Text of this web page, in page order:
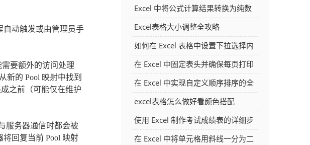
自动触发或由管理员手
要额外的访问处理
新的 Pool 映射中找到
之前（可能仅在维护
服务器通信时都会被
回复当前 Pool 映射
解析
Excel 中将公式计算结果转换为纯数
字的多种方法
Excel表格大小调整全攻略
如何在 Excel 表格中设置下拉选择内
容
在 Excel 中固定表头并确保每页打印
时都显示表头的方法详解
在 Excel 中实现自定义顺序排序的全
面指南
excel表格怎么做好看颜色搭配
使用 Excel 制作考试成绩表的详细步
骤及技巧
在 Excel 中将单元格用斜线一分为二